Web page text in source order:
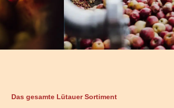
Das gesamte Lütauer Sortiment